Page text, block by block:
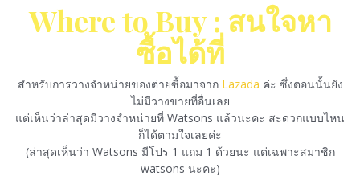
Where to Buy : สนใจหา
ซื้อได้ที่
สำหรับการวางจำหน่ายของต่ายซื้อมาจาก Lazada ค่ะ ซึ่งตอนนั้นยัง
ไม่มีวางขายที่อื่นเลย
แต่เห็นว่าล่าสุดมีวางจำหน่ายที่ Watsons แล้วนะคะ สะดวกแบบไหน
ก็ได้ตามใจเลยค่ะ
(ล่าสุดเห็นว่า Watsons มีโปร 1 แถม 1 ด้วยนะ แต่เฉพาะสมาชิก
watsons นะคะ)